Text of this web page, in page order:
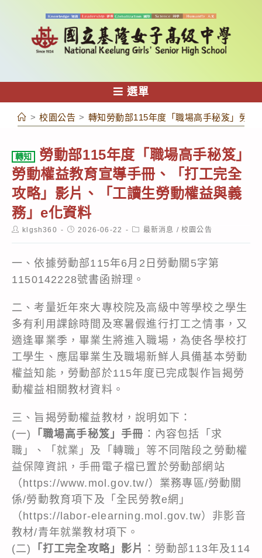
容
選單
> 校園公告 > 轉知勞動部115年度「職場高手秘笈」勞
轉知
勞動部115年度「職場高手秘笈」
勞動權益教育宣導手冊、「打工完全
攻略」影片、「工讀生勞動權益與義
務」e化資料
Postklgsh360
Post2026-06-22
Post最新消息 / 校園公告
一、依據勞動部115年6月2日勞動關5字第
1150142228號書函辦理。
二、考量近年來大專校院及高級中等學校之學生
多有利用課餘時間及寒暑假進行打工之情事，又
適逢畢業季，畢業生將進入職場，為使各學校打
工學生、應屆畢業生及職場新鮮人具備基本勞動
權益知能，勞動部於115年度已完成製作旨揭勞
動權益相關教材資料。
三、旨揭勞動權益教材，說明如下：
(一)
「職場高手秘笈」手冊 ：內容包括「求
職」、「就業」及「轉職」等不同階段之勞動權
益保障資訊，手冊電子檔已置於勞動部網站
（https://www.mol.gov.tw/）業務專區/勞動關
係/勞動教育項下及「全民勞教e網」
（https://labor-elearning.mol.gov.tw）非影音
教材/青年就業教材項下。
(二)
「打工完全攻略」影片 ：勞動部113年及114